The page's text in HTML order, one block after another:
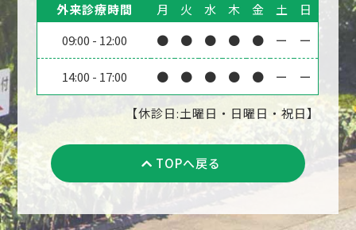
外来診療時間 月 火 水 木 金 土
日
09:00 - 12:00 ● ● ● ● ● ー ー
14:00 - 17:00 ● ● ● ● ● ー ー
【休診日:土曜日・日曜日・祝日】
TOPへ戻る